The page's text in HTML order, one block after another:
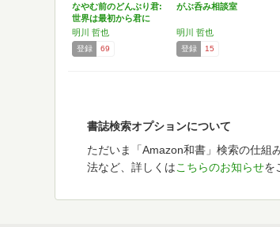
なやむ前のどんぶり君:
世界は最初から君に
与…
明川 哲也
登録 69
がぶ呑み相談室
明川 哲也
登録 15
書誌検索オプションについて
ただいま「Amazon和書」検索の仕組
法など、詳しくはこちらのお知らせを